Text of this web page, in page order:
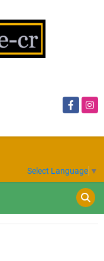
Facebook
Select Language ▼